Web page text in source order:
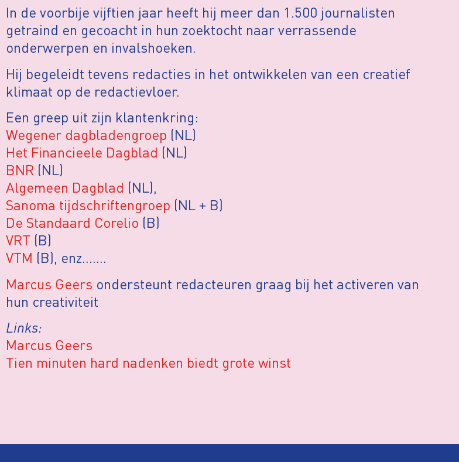
In de voorbije vijftien jaar heeft hij meer dan 1.500 journalisten
getraind en gecoacht in hun zoektocht naar verrassende
onderwerpen en invalshoeken.
Hij begeleidt tevens redacties in het ontwikkelen van een creatief
klimaat op de redactievloer.
Een greep uit zijn klantenkring:
Wegener dagbladengroep (NL)
Het Financieele Dagblad (NL)
BNR (NL)
Algemeen Dagblad (NL),
Sanoma tijdschriftengroep (NL + B)
De Standaard Corelio (B)
VRT (B)
VTM (B), enz…….
Marcus Geers ondersteunt redacteuren graag bij het activeren van
hun creativiteit
Links:
Marcus Geers
Tien minuten hard nadenken biedt grote winst